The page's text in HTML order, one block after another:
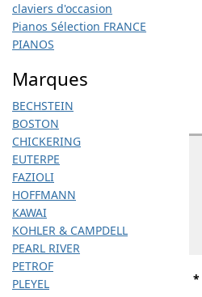
claviers d'occasion
Pianos Sélection FRANCE
PIANOS
Marques
BECHSTEIN
BOSTON
CHICKERING
EUTERPE
FAZIOLI
HOFFMANN
KAWAI
KOHLER & CAMPDELL
PEARL RIVER
PETROF
PLEYEL
*